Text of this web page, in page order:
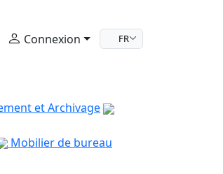
Connexion FR
et Archivage
Mobilier de bureau